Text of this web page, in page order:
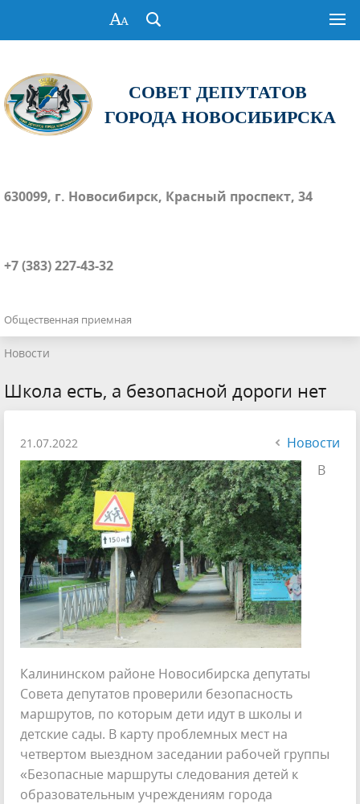
СОВЕТ ДЕПУТАТОВ
ГОРОДА НОВОСИБИРСКА
630099, г. Новосибирск, Красный проспект, 34
+7 (383) 227-43-32
Общественная приемная
Новости
Школа есть, а безопасной дороги нет
21.07.2022
Новости
В
Калининском районе Новосибирска депутаты
Совета депутатов проверили безопасность
маршрутов, по которым дети идут в школы и
детские сады. В карту проблемных мест на
четвертом выездном заседании рабочей группы
«Безопасные маршруты следования детей к
образовательным учреждениям города